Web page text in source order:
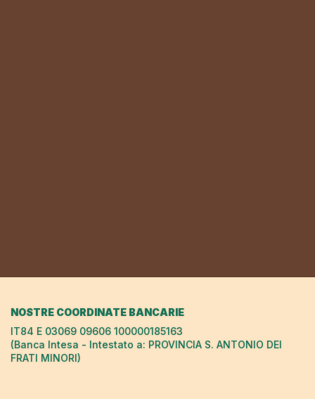
NOSTRE COORDINATE BANCARIE
IT84 E 03069 09606 100000185163
(Banca Intesa - Intestato a: PROVINCIA S. ANTONIO DEI
FRATI MINORI)